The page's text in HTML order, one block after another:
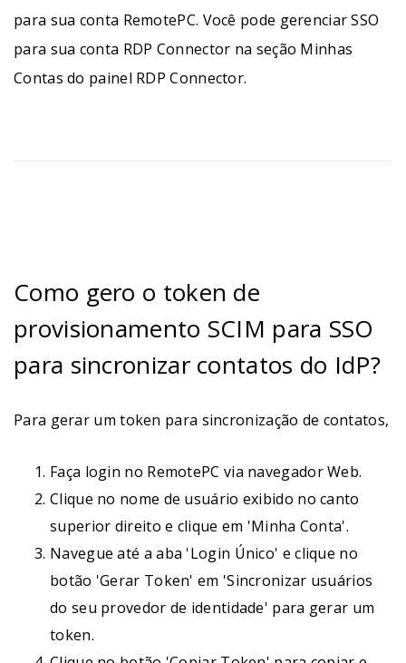
para sua conta RemotePC. Você pode gerenciar SSO
para sua conta RDP Connector na seção Minhas
Contas do painel RDP Connector.
Como gero o token de
provisionamento SCIM para SSO
para sincronizar contatos do IdP?
Para gerar um token para sincronização de contatos,
Faça login no RemotePC via navegador Web.
Clique no nome de usuário exibido no canto
superior direito e clique em 'Minha Conta'.
Navegue até a aba 'Login Único' e clique no
botão 'Gerar Token' em 'Sincronizar usuários
do seu provedor de identidade' para gerar um
token.